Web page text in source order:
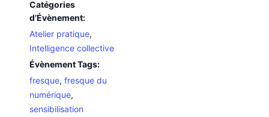
Catégories
d’Évènement:
Atelier pratique,
Intelligence collective
Évènement Tags:
fresque,fresque du
numérique,
sensibilisation